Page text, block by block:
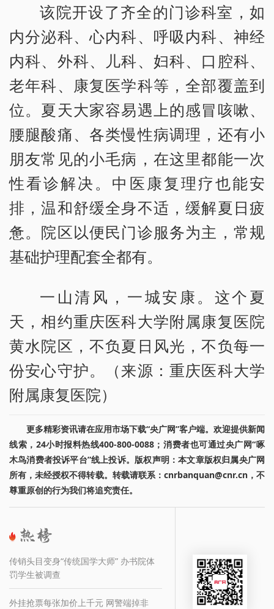
该院开设了齐全的门诊科室，如
内分泌科、心内科、呼吸内科、神经
内科、外科、儿科、妇科、口腔科、
老年科、康复医学科等，全部覆盖到
位。夏天大家容易遇上的感冒咳嗽、
腰腿酸痛、各类慢性病调理，还有小
朋友常见的小毛病，在这里都能一次
性看诊解决。中医康复理疗也能安
排，温和舒缓全身不适，缓解夏日疲
惫。院区以便民门诊服务为主，常规
基础护理配套全都有。
一山清风，一城安康。这个夏
天，相约重庆医科大学附属康复医院
黄水院区，不负夏日风光，不负每一
份安心守护。（来源：重庆医科大学
附属康复医院）
更多精彩资讯请在应用市场下载“央广网”客户端。欢迎提供新闻
线索，24小时报料热线400-800-0088；消费者也可通过央广网“啄
木鸟消费者投诉平台”线上投诉。版权声明：本文章版权归属央广网
所有，未经授权不得转载。转载请联系：cnrbanquan@cnr.cn，不
尊重原创的行为我们将追究责任。
传销头目变身“传统国学大师” 办书院体
罚学生被调查
外挂抢票每张加价上千元 网警端掉非